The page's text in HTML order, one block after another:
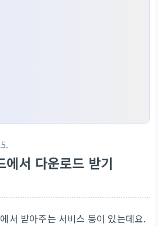
서 다운로드 받기
서 받아주는 서비스 등이 있는데요.